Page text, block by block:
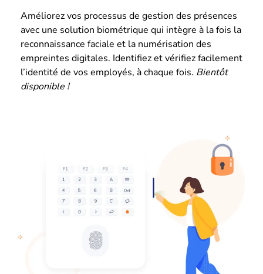
Améliorez vos processus de gestion des présences
avec une solution biométrique qui intègre à la fois la
reconnaissance faciale et la numérisation des
empreintes digitales. Identifiez et vérifiez facilement
l’identité de vos employés, à chaque fois. Bientôt
disponible !